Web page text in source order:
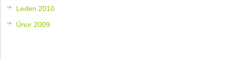
Leden 2010
Únor 2009